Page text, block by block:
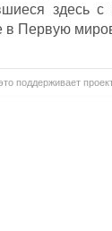
здесь
в Первую
поддерживает